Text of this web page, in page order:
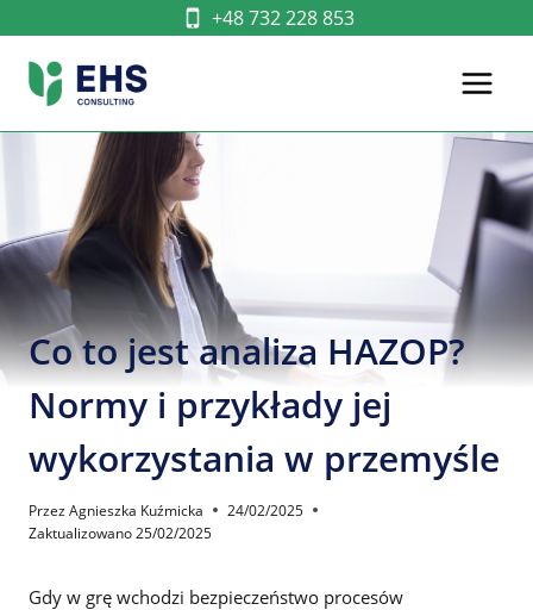
do
treści
+48 732 228 853
Co to jest analiza HAZOP?
Normy i przykłady jej
wykorzystania w przemyśle
PrzezAgnieszka Kuźmicka
24/02/2025
Zaktualizowano25/02/2025
Gdy w grę wchodzi bezpieczeństwo procesów